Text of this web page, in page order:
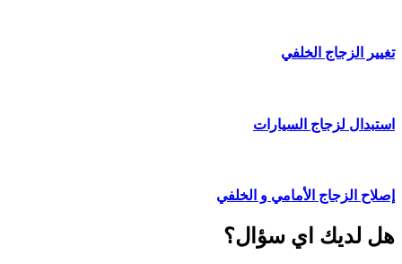
تغيير الزجاج الخلفي
استبدال لزجاج السيارات
إصلاح الزجاج الأمامي و الخلفي
هل لديك اي سؤال؟